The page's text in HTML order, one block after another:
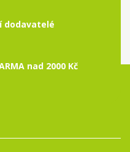
dodavatelé
nad 2000 Kč